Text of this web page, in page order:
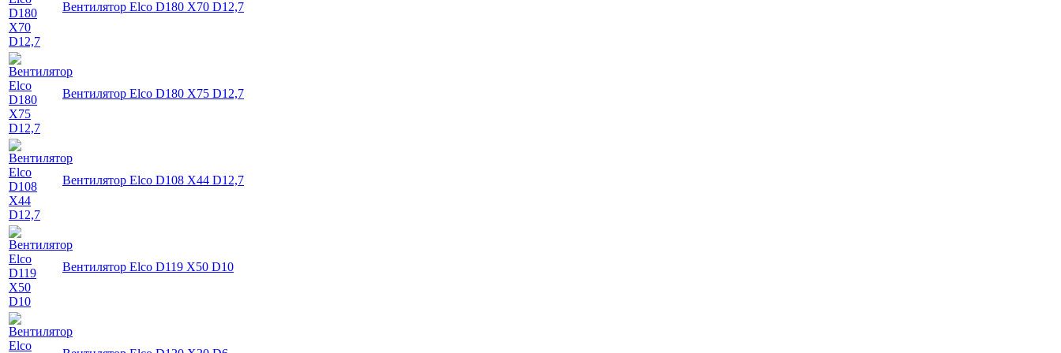
Вентилятор Elco D180 X70 D12,7
Вентилятор Elco D180 X75 D12,7
Вентилятор Elco D108 X44 D12,7
Вентилятор Elco D119 X50 D10